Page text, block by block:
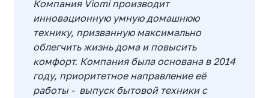
Компания Viomi производит
инновационную умную домашнюю
технику, призванную максимально
облегчить жизнь дома и повысить
комфорт. Компания была основана в 2014
году, приоритетное направление её
работы - выпуск бытовой техники с